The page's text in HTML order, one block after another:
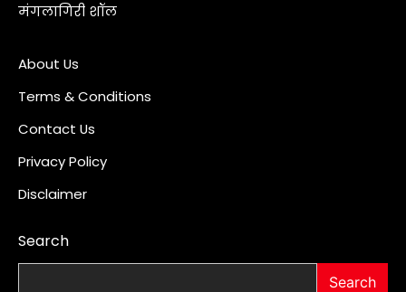
मंगलागिरी शॉल
About Us
Terms & Conditions
Contact Us
Privacy Policy
Disclaimer
Search
Search